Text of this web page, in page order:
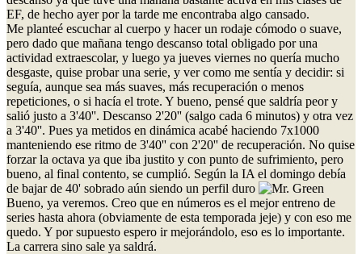
EF, de hecho ayer por la tarde me encontraba algo cansado.
Me planteé escuchar al cuerpo y hacer un rodaje cómodo o suave,
pero dado que mañana tengo descanso total obligado por una
actividad extraescolar, y luego ya jueves viernes no quería mucho
desgaste, quise probar una serie, y ver como me sentía y decidir: si
seguía, aunque sea más suaves, más recuperación o menos
repeticiones, o si hacía el trote. Y bueno, pensé que saldría peor y
salió justo a 3'40''. Descanso 2'20'' (salgo cada 6 minutos) y otra vez
a 3'40''. Pues ya metidos en dinámica acabé haciendo 7x1000
manteniendo ese ritmo de 3'40'' con 2'20'' de recuperación. No quise
forzar la octava ya que iba justito y con punto de sufrimiento, pero
bueno, al final contento, se cumplió. Según la IA el domingo debía
de bajar de 40' sobrado aún siendo un perfil duro
Bueno, ya veremos. Creo que en números es el mejor entreno de
series hasta ahora (obviamente de esta temporada jeje) y con eso me
quedo. Y por supuesto espero ir mejorándolo, eso es lo importante.
La carrera sino sale ya saldrá.